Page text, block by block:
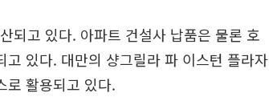
되고 있다. 아파트 건설사 납품은 물론 호
있다. 대만의 샹그릴라 파 이스턴 플라자
로 활용되고 있다.